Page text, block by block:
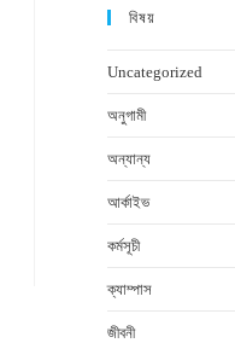
বিষয়
Uncategorized
অনুগামী
অন্যান্য
আর্কাইভ
কর্মসূচী
ক্যাম্পাস
জীবনী